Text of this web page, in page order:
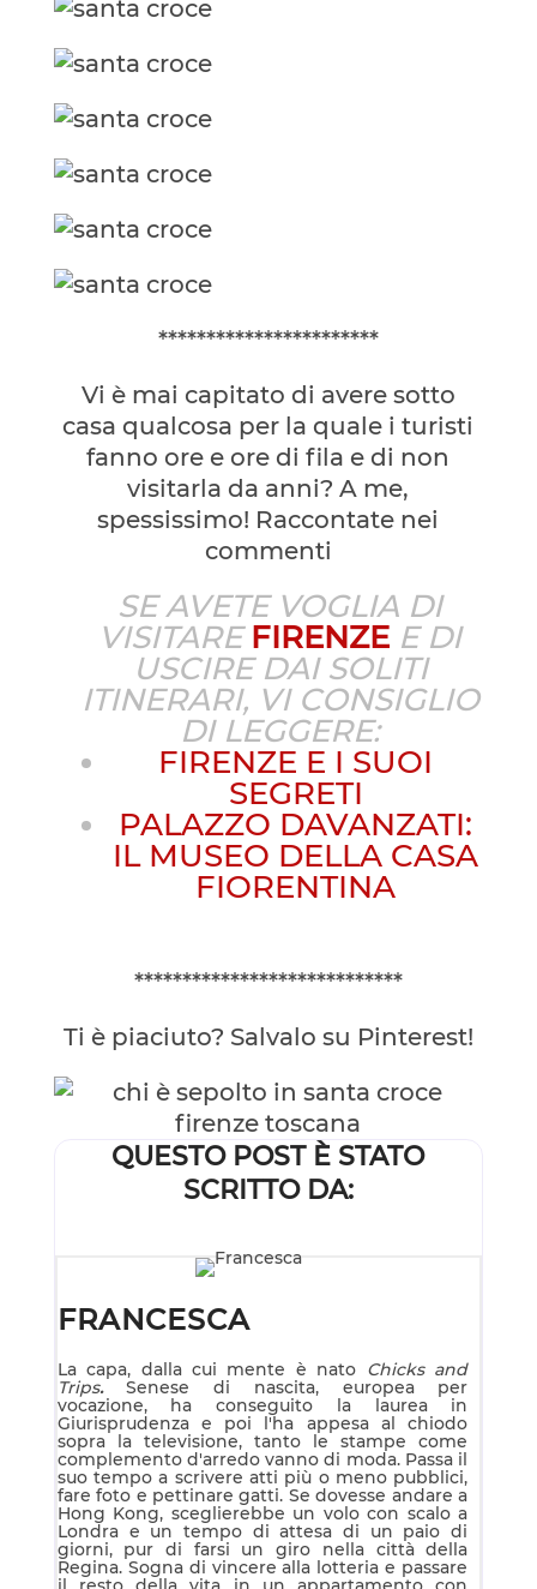
***********************
Vi è mai capitato di avere sotto
casa qualcosa per la quale i turisti
fanno ore e ore di fila e di non
visitarla da anni? A me,
spessissimo! Raccontate nei
commenti
SE AVETE VOGLIA DI
VISITAREFIRENZE E DI
USCIRE DAI SOLITI
ITINERARI, VI CONSIGLIO
DI LEGGERE:
FIRENZE E I SUOI
SEGRETI
PALAZZO DAVANZATI:
IL MUSEO DELLA CASA
FIORENTINA
****************************
Ti è piaciuto? Salvalo su Pinterest!
QUESTO POST È STATO
SCRITTO DA:
FRANCESCA
La capa, dalla cui mente è nato Chicks and
Trips.Senese di nascita, europea per
vocazione, ha conseguito la laurea in
Giurisprudenza e poi l'ha appesa al chiodo
sopra la televisione, tanto le stampe come
complemento d'arredo vanno di moda. Passa il
suo tempo a scrivere atti più o meno pubblici,
fare foto e pettinare gatti. Se dovesse andare a
Hong Kong, sceglierebbe un volo con scalo a
Londra e un tempo di attesa di un paio di
giorni, pur di farsi un giro nella città della
Regina. Sogna di vincere alla lotteria e passare